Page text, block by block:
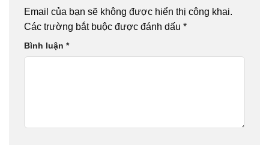
Email của bạn sẽ không được hiển thị công khai.
Các trường bắt buộc được đánh dấu *
Bình luận *